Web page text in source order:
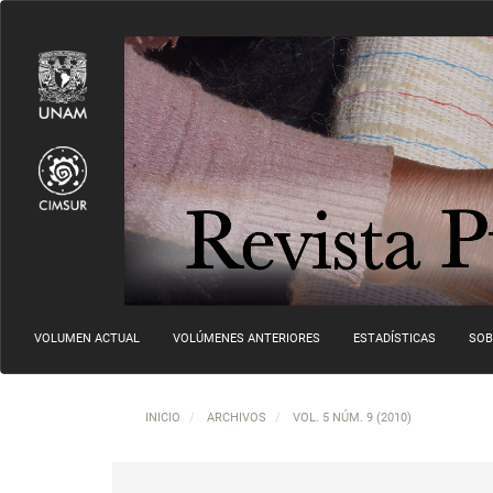
Contenido principal
Barra lateral
VOLUMEN ACTUAL VOLÚMENES ANTERIORES ESTADÍSTICAS
INICIO ARCHIVOS VOL. 5 NÚM. 9 (2010)